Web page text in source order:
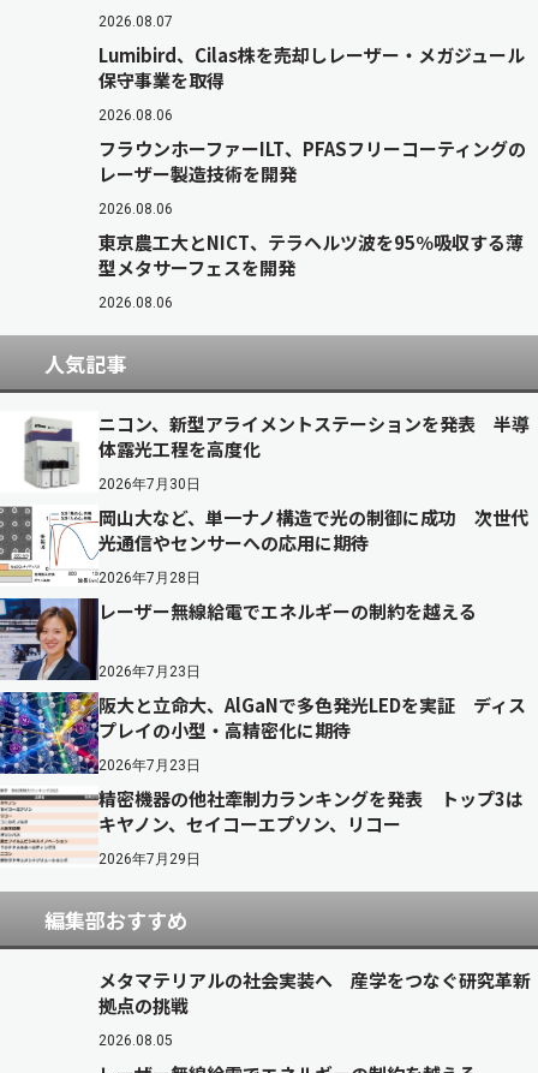
2026.08.07
Lumibird、Cilas株を売却しレーザー・メガジュール
保守事業を取得
2026.08.06
フラウンホーファーILT、PFASフリーコーティングの
レーザー製造技術を開発
2026.08.06
東京農工大とNICT、テラヘルツ波を95％吸収する薄
型メタサーフェスを開発
2026.08.06
人気記事
ニコン、新型アライメントステーションを発表 半導
体露光工程を高度化
2026年7月30日
岡山大など、単一ナノ構造で光の制御に成功 次世代
光通信やセンサーへの応用に期待
2026年7月28日
レーザー無線給電でエネルギーの制約を越える
2026年7月23日
阪大と立命大、AlGaNで多色発光LEDを実証 ディス
プレイの小型・高精密化に期待
2026年7月23日
精密機器の他社牽制力ランキングを発表 トップ3は
キヤノン、セイコーエプソン、リコー
2026年7月29日
編集部おすすめ
メタマテリアルの社会実装へ 産学をつなぐ研究革新
拠点の挑戦
2026.08.05